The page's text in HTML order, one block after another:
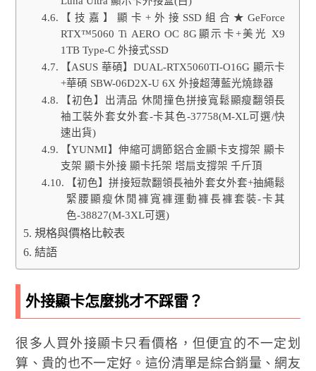
【技嘉】顯卡+外接SSD組合★GeForce
RTX™5060 Ti AERO OC 8G顯示卡+美光 X9
1TB Type-C 外接式SSD
【ASUS 華碩】DUAL-RTX5060TI-O16G 顯示卡
+華碩 SBW-06D2X-U 6X 外接超薄藍光燒錄器
【初色】出清品 休閒撞色拼接寬鬆顯瘦翻領長
袖工裝外套女外套-卡其色-37758(M-XL可選/快
速出貨)
【YUNMI】伸縮可調節鋁合金顯卡支撐架 顯卡
支架 顯卡外接 顯卡托架 塔扇支撐架 千斤頂
【初色】拼接短款翻領長袖外套女外套+抽繩鬆
緊腰顯瘦休閒褲寬褲運動褲長褲套裝-卡其
色-38827(M-3XL可選)
規格與價格比較表
結語
外接顯卡怎麼挑才不踩雷？
很多人買外接顯卡只看價格，但便宜的不一定划
算、貴的也不一定好。這份清單是綜合銷量、網友